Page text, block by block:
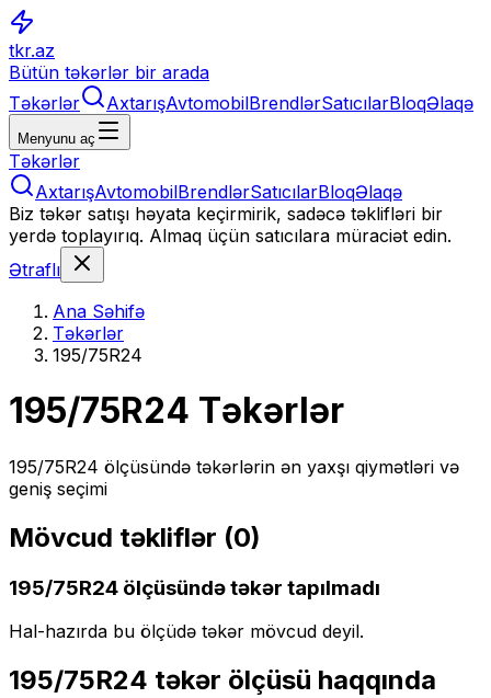
tkr.az
Bütün təkərlər bir arada
Təkərlər
AxtarışAvtomobilBrendlərSatıcılarBloqƏlaqə
Menyunu aç
Təkərlər
AxtarışAvtomobilBrendlərSatıcılarBloqƏlaqə
Biz təkər satışı həyata keçirmirik, sadəcə təklifləri bir
yerdə toplayırıq. Almaq üçün satıcılara müraciət edin.
Ətraflı
Ana Səhifə
Təkərlər
195/75R24
195/75R24 Təkərlər
195/75R24 ölçüsündə təkərlərin ən yaxşı qiymətləri və
geniş seçimi
Mövcud təkliflər (0)
195/75R24 ölçüsündə təkər tapılmadı
Hal-hazırda bu ölçüdə təkər mövcud deyil.
195/75R24 təkər ölçüsü haqqında